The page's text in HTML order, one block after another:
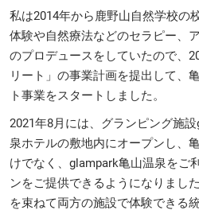
私は2014年から鹿野山自然学校の
体験や自然療法などのセラピー、
のプロデュースをしていたので、
リート」の事業計画を提出して、
ト事業をスタートしました。
2021年8月には、グランピング施
泉ホテルの敷地内にオープンし、
けでなく、glampark亀山温泉をご
ンをご提供できるようになりまし
を束ねて両方の施設で体験できる